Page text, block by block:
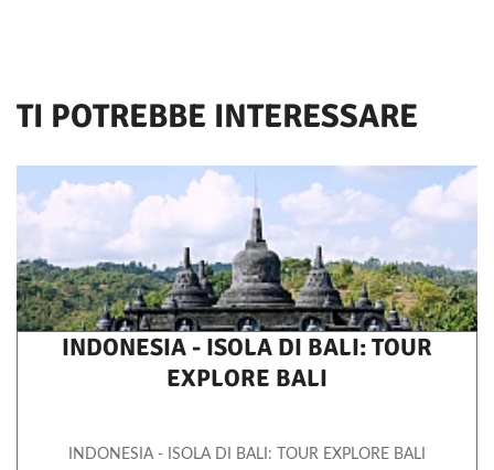
TI POTREBBE INTERESSARE
INDONESIA - ISOLA DI BALI: TOUR
EXPLORE BALI
INDONESIA - ISOLA DI BALI: TOUR EXPLORE BALI